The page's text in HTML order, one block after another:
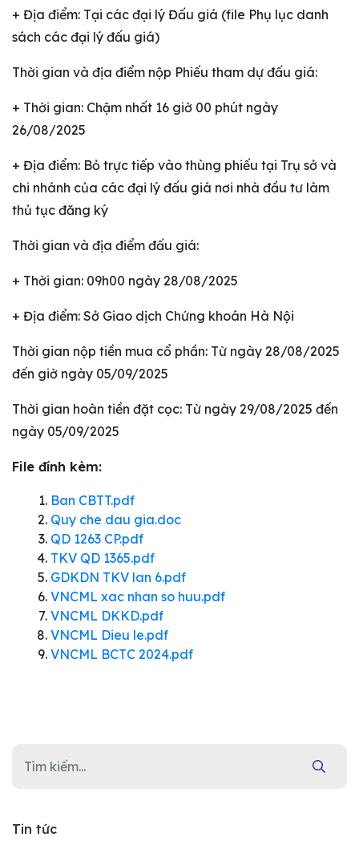
Tin tức
+ Địa điểm: Tại các đại lý Đấu giá (file Phụ lục danh
sách các đại lý đấu giá)
Thời gian và địa điểm nộp Phiếu tham dự đấu giá:
+ Thời gian: Chậm nhất 16 giờ 00 phút ngày
26/08/2025
+ Địa điểm: Bỏ trực tiếp vào thùng phiếu tại Trụ sở và
chi nhánh của các đại lý đấu giá nơi nhà đầu tư làm
thủ tục đăng ký
Thời gian và địa điểm đấu giá:
+ Thời gian: 09h00 ngày 28/08/2025
+ Địa điểm: Sở Giao dịch Chứng khoán Hà Nội
Thời gian nộp tiền mua cổ phần: Từ ngày 28/08/2025
đến giờ ngày 05/09/2025
Thời gian hoàn tiền đặt cọc: Từ ngày 29/08/2025 đến
ngày 05/09/2025
File đính kèm:
Ban CBTT.pdf
Quy che dau gia.doc
QD 1263 CP.pdf
TKV QD 1365.pdf
GDKDN TKV lan 6.pdf
VNCML xac nhan so huu.pdf
VNCML DKKD.pdf
VNCML Dieu le.pdf
VNCML BCTC 2024.pdf